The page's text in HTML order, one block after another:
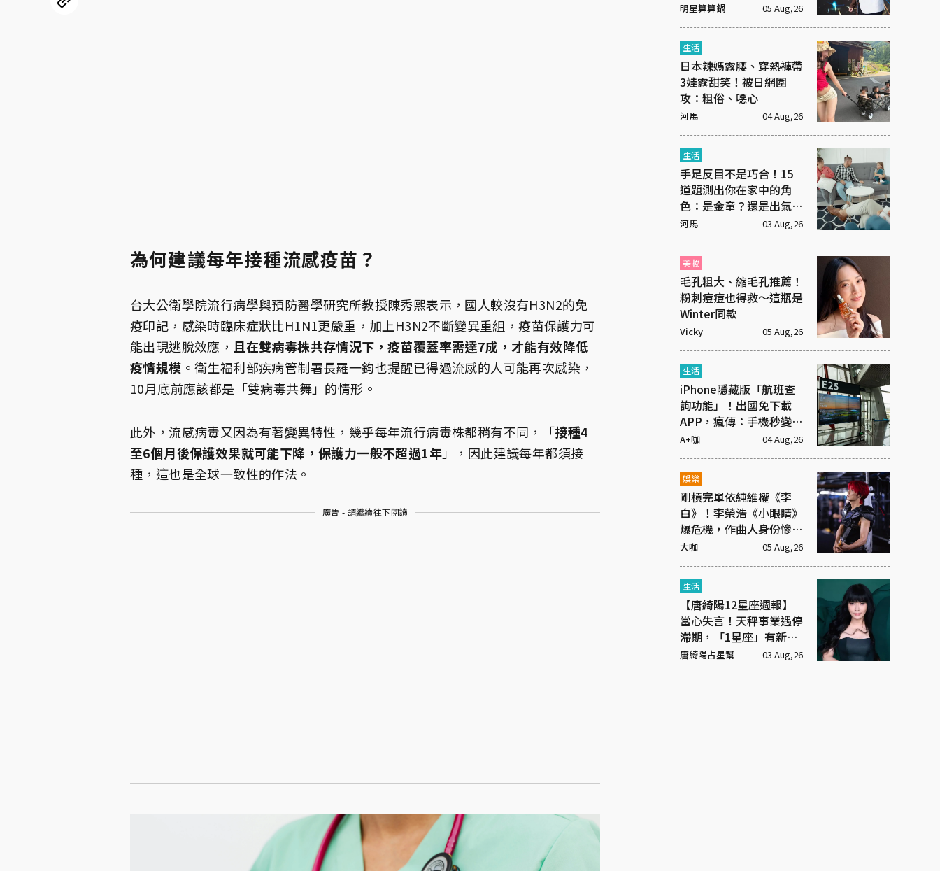
為何建議每年接種流感疫苗？
台大公衛學院流行病學與預防醫學研究所教授陳秀熙表示，國人較沒有H3N2的免
疫印記，感染時臨床症狀比H1N1更嚴重，加上H3N2不斷變異重組，疫苗保護力可
能出現逃脫效應， 且在雙病毒株共存情況下，疫苗覆蓋率需達7成，才能有效降低
疫情規模 。衛生福利部疾病管制署長羅一鈞也提醒已得過流感的人可能再次感染，
10月底前應該都是「雙病毒共舞」的情形。
此外，流感病毒又因為有著變異特性，幾乎每年流行病毒株都稍有不同，「接種4
至6個月後保護效果就可能下降，保護力一般不超過1年」，因此建議每年都須接
種，這也是全球一致性的作法。
廣告 - 請繼續往下閱讀
明星算算鍋 05 Aug,26
生活
日本辣媽露腰、穿熱褲帶
3娃露甜笑！被日網圍
攻：粗俗、噁心
河馬 04 Aug,26
生活
手足反目不是巧合！15
道題測出你在家中的角
色：是金童？還是出氣
筒？
河馬 03 Aug,26
美妝
毛孔粗大、縮毛孔推薦！
粉刺痘痘也得救～這瓶是
Winter同款
Vicky 05 Aug,26
生活
iPhone隱藏版「航班查
詢功能」！出國免下載
APP，瘋傳：手機秒變機
場看板
A+咖 04 Aug,26
娛樂
剛槓完單依純維權《李
白》！李榮浩《小眼睛》
爆危機，作曲人身份慘遭
抹去
大咖 05 Aug,26
生活
【唐綺陽12星座週報】
當心失言！天秤事業遇停
滯期，「1星座」有新戀
情
唐綺陽占星幫 03 Aug,26